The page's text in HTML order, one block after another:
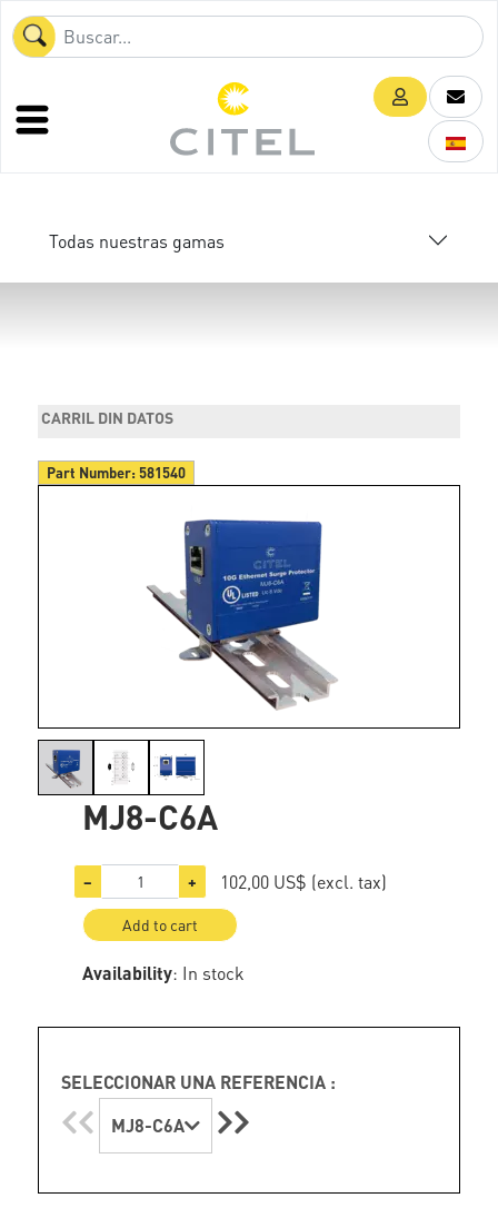
Todas nuestras gamas
CARRIL DIN DATOS
Part Number:581540
MJ8-C6A
− + 102,00 US$ (excl. tax)
Add to cart
Availability: In stock
SELECCIONAR UNA REFERENCIA :
MJ8-C6A